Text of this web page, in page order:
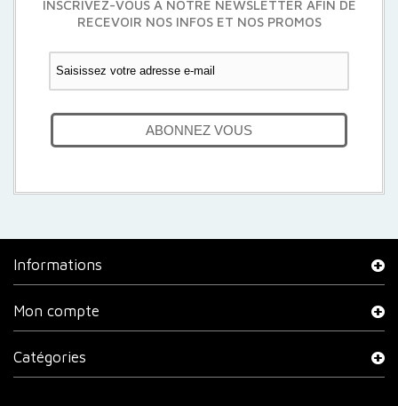
INSCRIVEZ-VOUS À NOTRE NEWSLETTER AFIN DE
RECEVOIR NOS INFOS ET NOS PROMOS
ABONNEZ VOUS
Informations
Mon compte
Catégories